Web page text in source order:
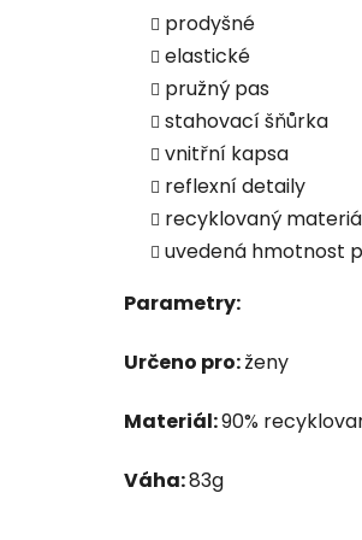
prodyšné
elastické
pružný pas
stahovací šňůrka
vnitřní kapsa
reflexní detaily
recyklovaný
uvedená hmotnost
Parametry:
Určeno pro:ženy
Materiál:90%
Váha:83g